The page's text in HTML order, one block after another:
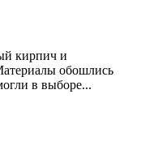
кирпич и
обошлись
в выборе...